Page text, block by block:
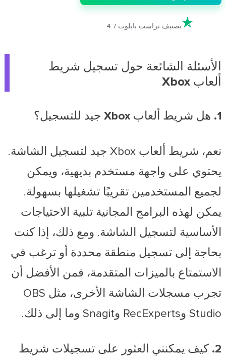
تصنيف تراست بايلوت 4.7
الأسئلة الشائعة حول تسجيل شريط
ألعاب Xbox
1. هل شريط ألعاب Xbox جيد للتسجيل؟
نعم، شريط ألعاب Xbox جيد لتسجيل الشاشة.
يحتوي على واجهة مستخدم بديهية، ويمكن
لجميع المستخدمين تقريبًا تشغيلها بسهولة.
يمكن لهذه البرامج المجانية تلبية الاحتياجات
الأساسية لتسجيل الشاشة. ومع ذلك، إذا كنت
بحاجة إلى تسجيل منطقة محددة أو ترغب في
الاستمتاع بالميزات المتقدمة، فمن الأفضل أن
تجرب مسجلات الشاشة الأخرى، مثل OBS
Studio وRecExperts وSnagit وما إلى ذلك.
2. كيف يمكنني العثور على تسجيلات شريط